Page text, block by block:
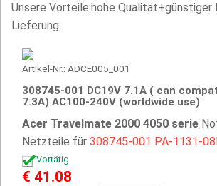
Unsere Vorteile:hohe Qualität+günstiger
Lieferung.
Artikel-Nr.: ADCE005_001
308745-001 DC19V 7.1A ( can
7.3A) AC100-240V (worldwide use)
Acer Travelmate 2000 4050 serie
Netzteile für 308745-001 PA-1131-
Vorrätig
€ 41.08